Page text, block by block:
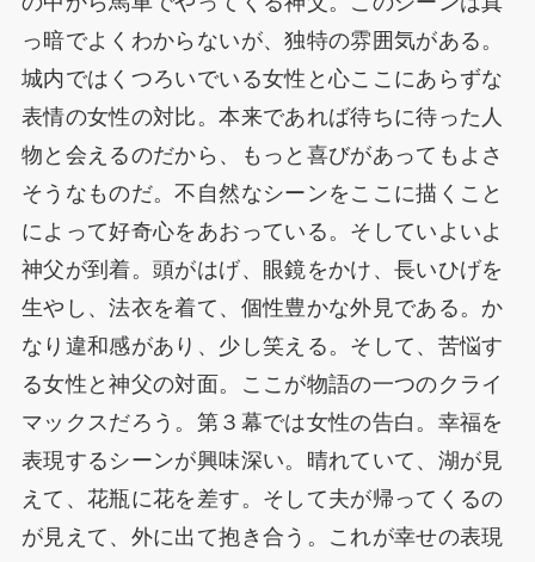
っ暗でよくわからないが、独特の雰囲気がある。
城内ではくつろいでいる女性と心ここにあらずな
表情の女性の対比。本来であれば待ちに待った人
物と会えるのだから、もっと喜びがあってもよさ
そうなものだ。不自然なシーンをここに描くこと
によって好奇心をあおっている。そしていよいよ
神父が到着。頭がはげ、眼鏡をかけ、長いひげを
生やし、法衣を着て、個性豊かな外見である。か
なり違和感があり、少し笑える。そして、苦悩す
る女性と神父の対面。ここが物語の一つのクライ
マックスだろう。第３幕では女性の告白。幸福を
表現するシーンが興味深い。晴れていて、湖が見
えて、花瓶に花を差す。そして夫が帰ってくるの
が見えて、外に出て抱き合う。これが幸せの表現